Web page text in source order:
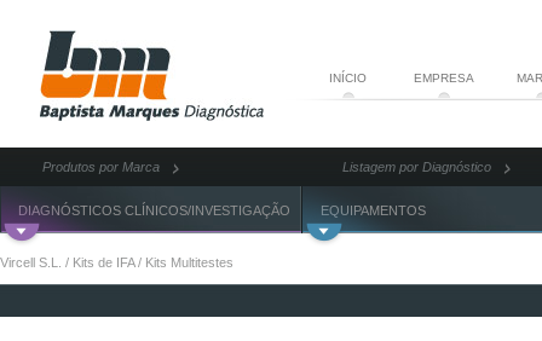
INÍCIO EMPRESA
Produtos por Marca Listagem por Diagnóstico
DIAGNÓSTICOS CLÍNICOS/INVESTIGAÇÃO EQUIPAMENTOS
Vircell S.L. / Kits de IFA/ Kits Multitestes